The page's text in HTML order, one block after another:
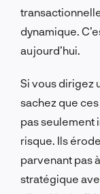
dynamique.
aujourd’hui.
Si vous dirigez
sachez que
pas seulement
risque. Ils
parvenant pas
stratégique